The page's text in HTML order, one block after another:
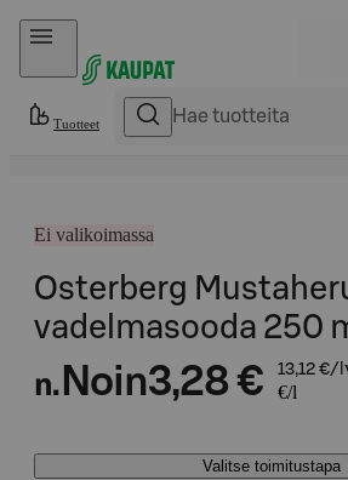
Hyppää sisältöön
Tuotteet
Ei valikoimassa
Osterberg
vadelmasooda 250
n. Noin3,28 € 13,12 €/l
€/l
Valitse toimitustapa